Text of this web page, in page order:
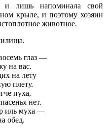
и лишь напоминала свой
крыле, и поэтому хозяин
животное.
глаз —
на вас.
на лету
плету.
пуха,
нет.
иль муха —
обед.